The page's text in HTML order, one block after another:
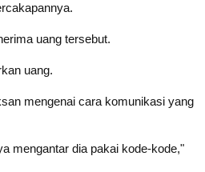
uang tersebut.
uang.
mengenai cara komunikasi yang
mengantar dia pakai kode-kode,"